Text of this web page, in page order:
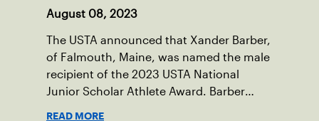
August 08, 2023
The USTA announced that Xander Barber,
of Falmouth, Maine, was named the male
recipient of the 2023 USTA National
Junior Scholar Athlete Award. Barber
READ MORE